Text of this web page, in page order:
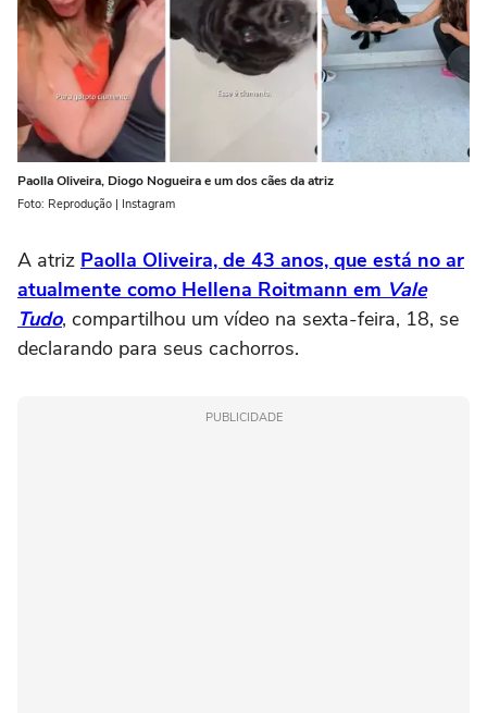
Paolla Oliveira, Diogo Nogueira e um dos cães da atriz
Foto: Reprodução | Instagram
A atriz Paolla Oliveira, de 43 anos, que está no ar
atualmente como Hellena Roitmann em Vale
Tudo, compartilhou um vídeo na sexta-feira, 18, se
declarando para seus cachorros.
PUBLICIDADE